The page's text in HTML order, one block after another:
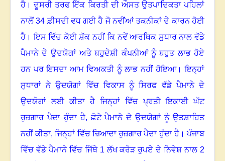
ਹੈ। ਦੂਸਰੀ ਤਰਫ ਇੱਕ ਕਿਰਤੀ ਦੀ ਔਸਤ ਉਤਪਾਦਿਕਤਾ ਪਹਿਲਾਂ
ਨਾਲੋਂ34 ਫ਼ੀਸਦੀ ਵਧ ਗਈ ਹੈ ਜੋ ਨਵੀਂਆਂ ਤਕਨੀਕਾਂ ਦੇ ਕਾਰਨ ਹੋਈ
ਹੈ। ਇਸ ਵਿੱਚ ਕੋਈ ਸ਼ੱਕ ਨਹੀਂ ਕਿ ਨਵੇਂ ਆਰਥਿਕ ਸੁਧਾਰ ਨਾਲ ਵੱਡੇ
ਪੈਮਾਨੇ ਦੇ ਉਦਯੋਗਾਂ ਅਤੇ ਬਹੁਦੇਸ਼ੀ ਕੰਪਨੀਆਂ ਨੂੰ ਬਹੁਤ ਲਾਭ ਹੋਏ
ਹਨ ਪਰ ਇਸਦਾ ਆਮ ਵਿਅਕਤੀ ਨੂੰ ਲਾਭ ਨਹੀਂ ਹੋਇਆ। ਇਨ੍ਹਾਂ
ਸੁਧਾਰਾਂ ਨੇ ਉਦਯੋਗਾਂ ਵਿੱਚ ਵਿਕਾਸ ਨੂੰ ਸਿਰਫ ਵੱਡੇ ਪੈਮਾਨੇ ਦੇ
ਉਦਯੋਗਾਂ ਲਈ ਕੀਤਾ ਹੈ ਜਿਨ੍ਹਾਂ ਵਿੱਚ ਪ੍ਰਤੀ ਇਕਾਈ ਘੱਟ
ਰੁਜ਼ਗਾਰ ਪੈਦਾ ਹੁੰਦਾ ਹੈ,ਛੋਟੇ ਪੈਮਾਨੇ ਦੇ ਉਦਯੋਗਾਂ ਨੂੰ ਉਤਸ਼ਾਹਿਤ
ਨਹੀਂ ਕੀਤਾ, ਜਿਨ੍ਹਾਂ ਵਿੱਚ ਜ਼ਿਆਦਾ ਰੁਜ਼ਗਾਰ ਪੈਦਾ ਹੁੰਦਾ ਹੈ। ਪੰਜਾਬ
ਵਿੱਚ ਵੱਡੇ ਪੈਮਾਨੇ ਵਿੱਚ ਜਿੱਥੇ 1 ਲੱਖ ਕਰੋੜ ਰੁਪਏ ਦੇ ਨਿਵੇਸ਼ ਨਾਲ 2